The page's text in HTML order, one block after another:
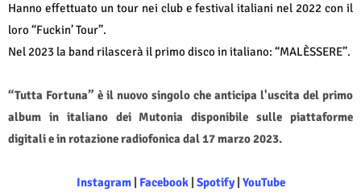
Hanno effettuato un tour nei club e festival italiani nel 2022 con il
loro “Fuckin’ Tour”.
Nel 2023 la band rilascerà il primo disco in italiano: “MALÈSSERE”.
“Tutta Fortuna” è il nuovo singolo che anticipa l'uscita del primo
album in italiano dei Mutonia disponibile sulle piattaforme
digitali e in rotazione radiofonica dal 17 marzo 2023.
Instagram| Facebook| Spotify| YouTube